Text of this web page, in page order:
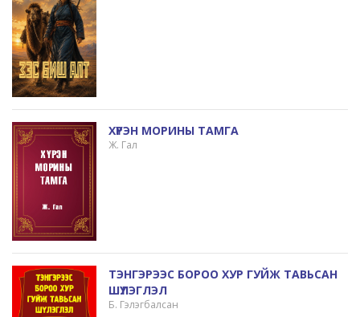
ХҮРЭН МОРИНЫ ТАМГА
Ж. Гал
ТЭНГЭРЭЭС БОРОО ХУР ГУЙЖ ТАВЬСАН
ШҮЛЭГЛЭЛ
Б. Гэлэгбалсан